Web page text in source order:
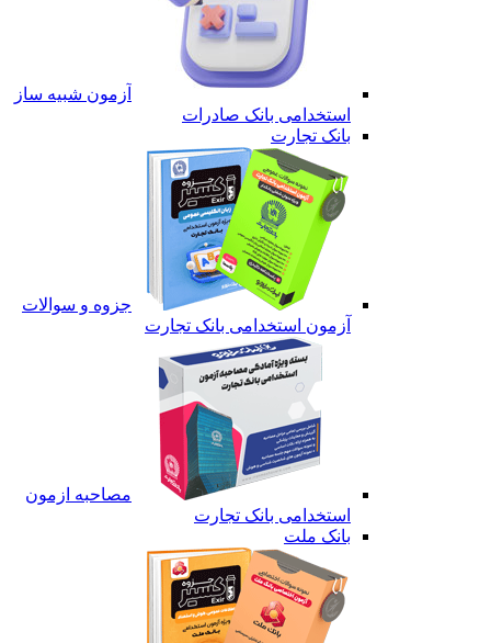
آزمون شبیه ساز
استخدامی بانک صادرات
بانک تجارت
جزوه و سوالات
آزمون استخدامی بانک تجارت
مصاحبه ازمون
استخدامی بانک تجارت
بانک ملت